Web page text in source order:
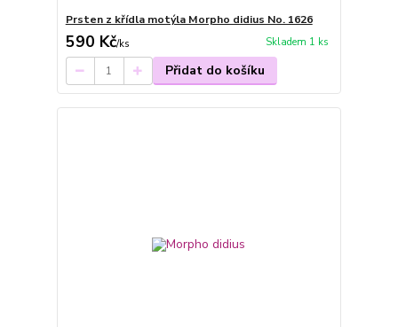
Prsten z křídla motýla Morpho didius No. 1626
590 Kč/ks Skladem 1 ks
Přidat do košíku